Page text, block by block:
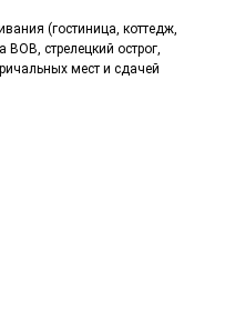
(гостиница, коттедж,
ВОВ, стрелецкий острог,
мест и сдачей